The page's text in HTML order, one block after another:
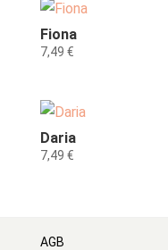
Fiona
7,49 €
Daria
7,49 €
AGB